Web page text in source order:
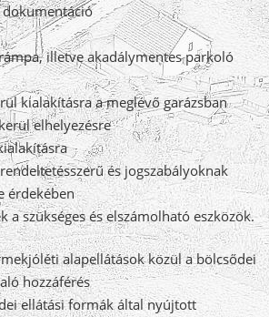
illetve akadálymentes parkoló
kialakításra a meglévő garázsban
elhelyezésre
és jogszabályoknak
érdekében
a szükséges és elszámolható eszközök.
alapellátások közül a bölcsődei
hozzáférés
ellátási formák által nyújtott